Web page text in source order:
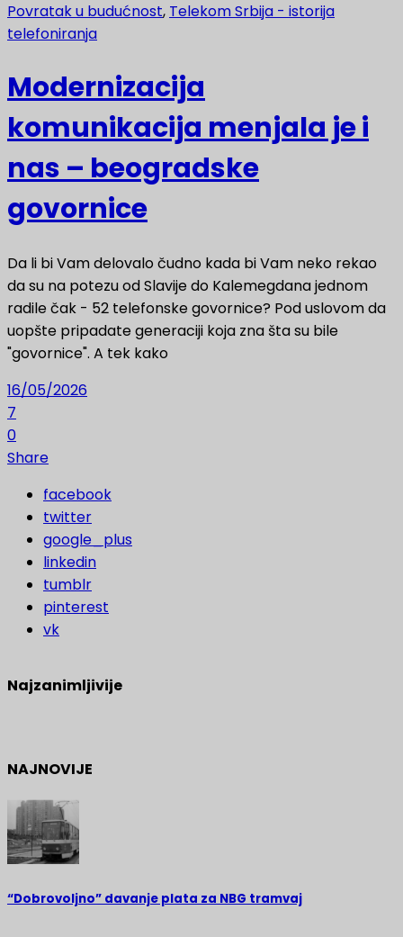
Povratak u budućnost, Telekom Srbija - istorija
telefoniranja
Modernizacija
komunikacija menjala je i
nas – beogradske
govornice
Da li bi Vam delovalo čudno kada bi Vam neko rekao
da su na potezu od Slavije do Kalemegdana jednom
radile čak - 52 telefonske govornice? Pod uslovom da
uopšte pripadate generaciji koja zna šta su bile
"govornice". A tek kako
16/05/2026
7
0
Share
facebook
twitter
google_plus
linkedin
tumblr
pinterest
vk
Najzanimljivije
NAJNOVIJE
“Dobrovoljno” davanje plata za NBG tramvaj